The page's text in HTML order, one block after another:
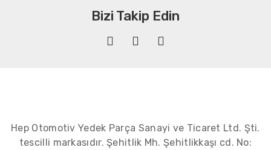
Bizi Takip Edin
Hep Otomotiv Yedek Parça Sanayi ve Ticaret Ltd. Şti.
tescilli markasıdır. Şehitlik Mh. Şehitlikkaşı cd. No: